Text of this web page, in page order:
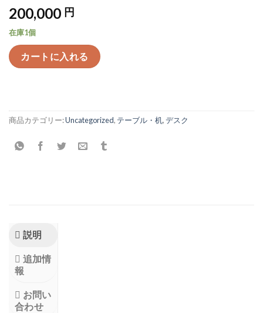
200,000 円
在庫1個
カートに入れる
商品カテゴリー:Uncategorized, テーブル・机,デスク
説明
追加情
報
お問い
合わせ